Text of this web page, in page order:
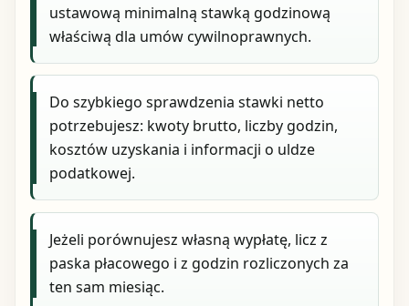
ustawową minimalną stawką godzinową
właściwą dla umów cywilnoprawnych.
Do szybkiego sprawdzenia stawki netto
potrzebujesz: kwoty brutto, liczby godzin,
kosztów uzyskania i informacji o uldze
podatkowej.
Jeżeli porównujesz własną wypłatę, licz z
paska płacowego i z godzin rozliczonych za
ten sam miesiąc.